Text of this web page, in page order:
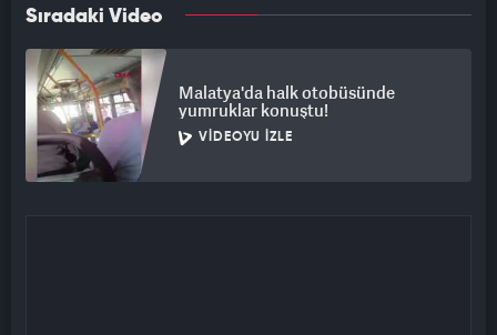
Sıradaki Video
Malatya'da halk otobüsünde
yumruklar konuştu!
VIDEOYU İZLE